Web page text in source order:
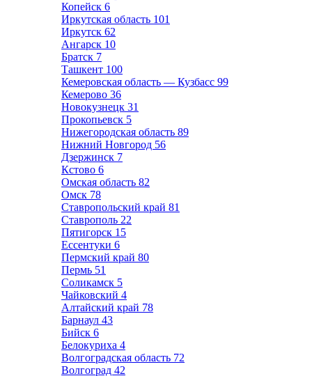
Копейск 6
Иркутская область 101
Иркутск 62
Ангарск 10
Братск 7
Ташкент 100
Кемеровская область — Кузбасс 99
Кемерово 36
Новокузнецк 31
Прокопьевск 5
Нижегородская область 89
Нижний Новгород 56
Дзержинск 7
Кстово 6
Омская область 82
Омск 78
Ставропольский край 81
Ставрополь 22
Пятигорск 15
Ессентуки 6
Пермский край 80
Пермь 51
Соликамск 5
Чайковский 4
Алтайский край 78
Барнаул 43
Бийск 6
Белокуриха 4
Волгоградская область 72
Волгоград 42